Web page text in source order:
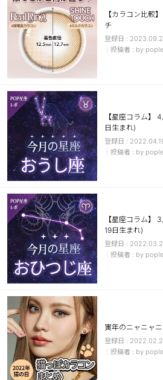
【カラコン比較
チ
by
【星座コラム】
日生まれ)
by
【星座コラム】
19日生まれ)
by
寅年のニャニャ
by